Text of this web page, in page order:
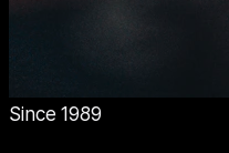
Since 1989